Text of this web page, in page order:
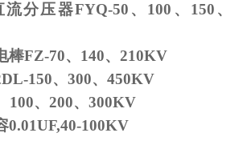
流分压器FYQ-50 、 100 、 150 、
棒FZ-70、 140、 210KV
150、 300、 450KV
100、 200、 300KV
0.01UF,40-100KV